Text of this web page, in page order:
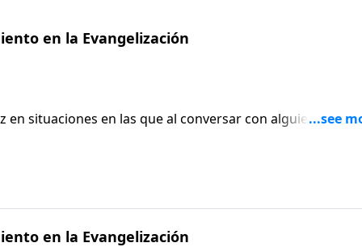
en la Evangelización
situaciones en las que al conversar con alguien que
frecuencia terminamos nuestra conversación
de una manera más comprensible? ¿Cómo podría
fuera de contacto con la realidad? Hechos capítulo 8
en la Evangelización